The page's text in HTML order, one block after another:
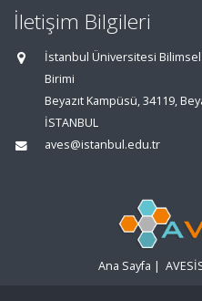
İletişim Bilgileri
İstanbul Üniversitesi
Birimi
Beyazıt Kampüsü, 34119,
İSTANBUL
aves@istanbul.edu.tr
Ana Sayfa |